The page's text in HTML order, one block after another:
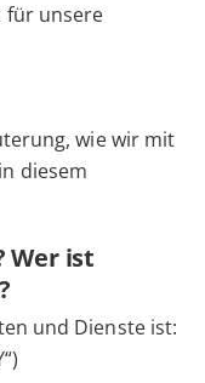
für unsere
wie wir mit
diesem
Wer ist
und Dienste ist: